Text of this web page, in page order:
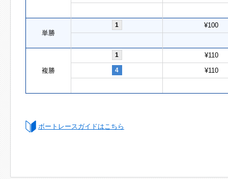
単勝
1 ¥100
複勝
1 ¥110
4 ¥110
ボートレースガイドはこちら